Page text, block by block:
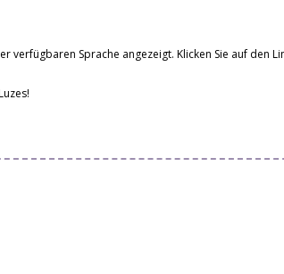
verfügbaren Sprache angezeigt. Klicken Sie auf den